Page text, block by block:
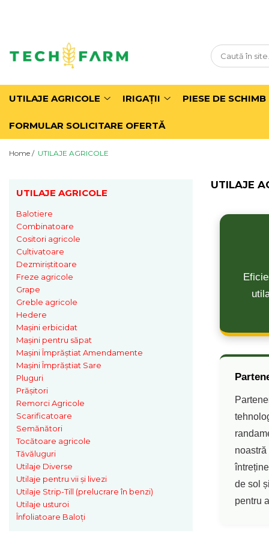
Balotiere
Combinatoare
Cositori agricole
Cultivatoare
Dezmiriștitoare
Freze agricole
Grape cu colți
Grape cu discuri
Grape Rotative
Greble agricole
Hedere
Maşini erbicidat
Mașini pentru săpat
Mașini Împrăștiat Amendamente
Mașini Împrăștiat Sare
Pluguri
Pluguri Reversibile
Pluguri Rotative
Prășitori
Remorci Agricole
Remorci Transfer Cereale
Remorci Transport
Remorci Transport Baloţi
Remorci Împrăștiat Gunoi
Scarificatoare
Motopompe Irigații
Pivoți irigații
Sisteme irigații prin picurare
Tamburi irigații
UTILAJE AGRICOLE IRIGAŢII PIESE DE SCHIMB
FORMULAR SOLICITARE OFERTĂ
Home / UTILAJE AGRICOLE
UTILAJE
de sol
pentru
UTILAJE AGRICOLE
Balotiere
Combinatoare
Cositori agricole
Cultivatoare
Dezmiriștitoare
Freze agricole
Grape
Greble agricole
Hedere
Maşini erbicidat
Mașini pentru săpat
Mașini Împrăștiat Amendamente
Mașini Împrăștiat Sare
Pluguri
Prășitori
Remorci Agricole
Scarificatoare
Semănători
Tocătoare agricole
Tăvăluguri
Utilaje Diverse
Utilaje pentru vii şi livezi
Utilaje Strip-Till (prelucrare în benzi)
Utilaje usturoi
Înfoliatoare Baloţi